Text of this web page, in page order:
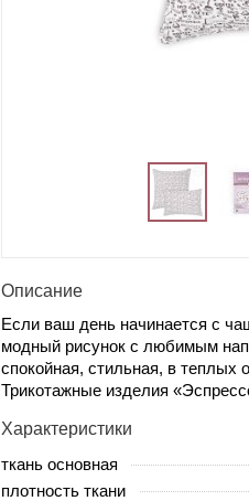
Описание
Если ваш день начинается с
модный рисунок с любимым
спокойная, стильная, в теплых
Трикотажные изделия
Характеристики
ткань основная
плотность ткани